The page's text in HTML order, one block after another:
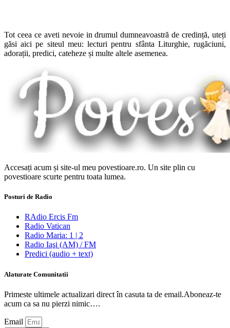
Tot ceea ce aveti nevoie in drumul dumneavoastră de credință, uteți
găsi aici pe siteul meu: lecturi pentru sfânta Liturghie, rugăciuni,
adorații, predici, cateheze și multe altele asemenea.
Accesați acum și site-ul meu povestioare.ro. Un site plin cu
povestioare scurte pentru toata lumea.
Posturi de Radio
RAdio Ercis Fm
Radio Vatican
Radio Maria: 1 | 2
Radio Iaşi (AM) / FM
Predici (audio + text)
Alaturate Comunitatii
Primeste ultimele actualizari direct în casuta ta de email.Aboneaz-te
acum ca sa nu pierzi nimic….
Email